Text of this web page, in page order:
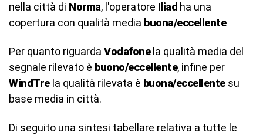
nella città di Norma, l'operatore Iliad ha una
copertura con qualità media buona/eccellente
Per quanto riguarda Vodafonela qualità media del
segnale rilevato è buono/eccellente, infine per
WindTrela qualità rilevata è buona/eccellentesu
base media in città.
Di seguito una sintesi tabellare relativa a tutte le